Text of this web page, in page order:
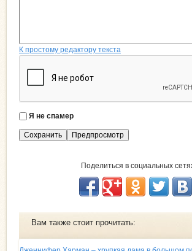
К простому редактору текста
Я
с
Я не спамер
Поделиться в социальных
Вам также стоит прочитать: